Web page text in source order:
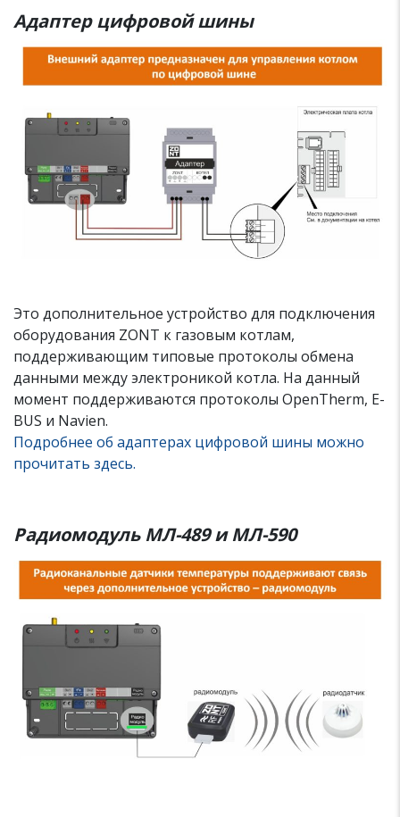
Адаптер цифровой шины
Это дополнительное устройство для подключения
оборудования ZONT к газовым котлам,
поддерживающим типовые протоколы обмена
данными между электроникой котла. На данный
момент поддерживаются протоколы OpenTherm, E-
BUS и Navien.
Подробнее об адаптерах цифровой шины можно
прочитать здесь.
Радиомодуль МЛ-489 и МЛ-590